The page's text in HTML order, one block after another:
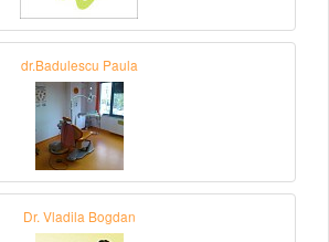
dr.Badulescu Paula
Dr. Vladila Bogdan